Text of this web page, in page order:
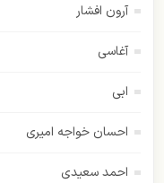
آرون افشار
آغاسی
ابی
احسان خواجه امیری
احمد سعیدی